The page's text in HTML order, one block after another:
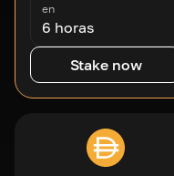
en
6 horas
Stake now